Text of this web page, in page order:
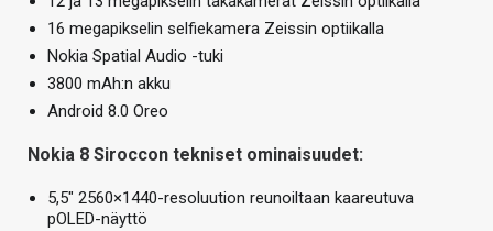
16 megapikselin selfiekamera Zeissin optiikalla
Nokia Spatial Audio -tuki
3800 mAh:n akku
Android 8.0 Oreo
Nokia 8 Siroccon tekniset ominaisuudet:
5,5″ 2560×1440-resoluution reunoiltaan kaareutuva
pOLED-näyttö